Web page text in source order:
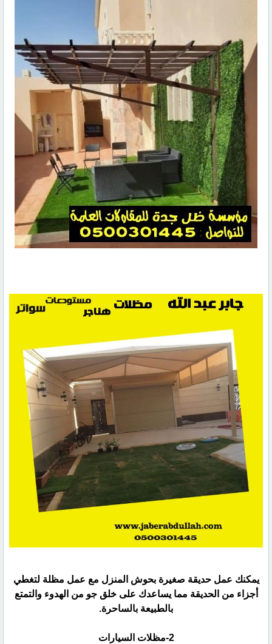
يمكنك عمل حديقة صغيرة بحوش المنزل مع عمل مظلة لتغطي
أجزاء من الحديقة مما يساعدك على خلق جو من الهدوء ‏والتمتع
بالطبيعة بالساحرة.‏
‏2-مظلات السيارات